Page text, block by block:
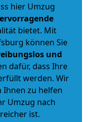
hier Umzug
bietet. Mit
können Sie
und
dafür, dass Ihre
werden. Wir
Ihnen zu helfen
Umzug nach
ist.